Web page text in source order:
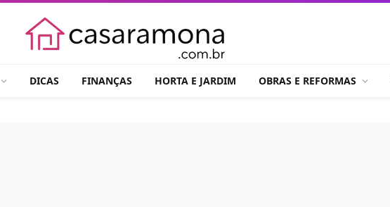
DICAS FINANÇAS HORTA E JARDIM OBRAS E REFORMAS